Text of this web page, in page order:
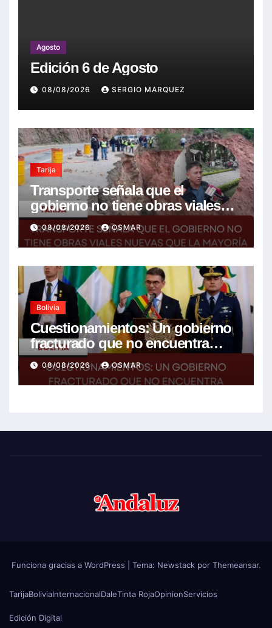
Agosto
Edición 6 de Agosto
08/08/2026 SERGIO MARQUEZ
Tarija
Transporte señala que el
gobierno no tiene obras viales
nuevas que la mayoría son de la
anterior gestión
08/08/2026 OSMAR
Bolivia
Cuestionamientos: Un gobierno
fracturado que no encuentra
soluciones a la crisis
08/08/2026 OSMAR
Funciona gracias a WordPress Tema: Newstackpor Themeansar.
TarijaBoliviaInternacionalDaleTinta RojaOpinionServicios
Edición Digital